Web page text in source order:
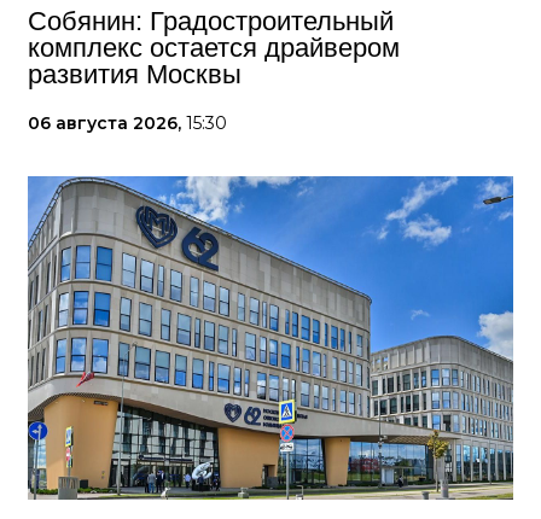
Собянин: Градостроительный
комплекс остается драйвером
развития Москвы
06 августа 2026, 15:30